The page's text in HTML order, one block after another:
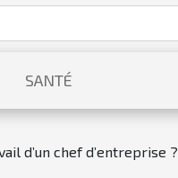
SANTÉ
d’un chef d’entreprise ?